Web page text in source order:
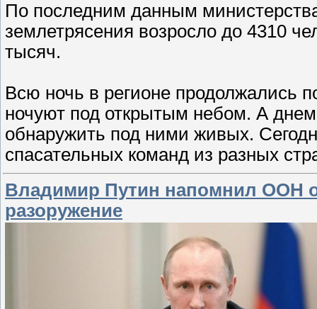
По последним данным
землетрясения возросло до 4310
тысяч.
Всю ночь в регионе продолжались
ночуют под открытым небом. А
обнаружить под ними живых.
спасательных команд из разных
Владимир Путин напомнил ООН
разоружение